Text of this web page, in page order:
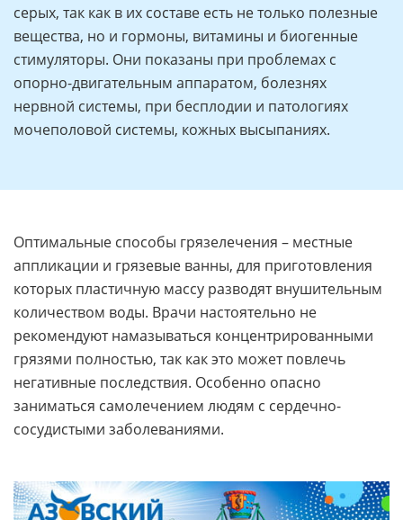
серых, так как в их составе есть не только полезные
вещества, но и гормоны, витамины и биогенные
стимуляторы. Они показаны при проблемах с
опорно-двигательным аппаратом, болезнях
нервной системы, при бесплодии и патологиях
мочеполовой системы, кожных высыпаниях.
Оптимальные способы грязелечения – местные
аппликации и грязевые ванны, для приготовления
которых пластичную массу разводят внушительным
количеством воды. Врачи настоятельно не
рекомендуют намазываться концентрированными
грязями полностью, так как это может повлечь
негативные последствия. Особенно опасно
заниматься самолечением людям с сердечно-
сосудистыми заболеваниями.